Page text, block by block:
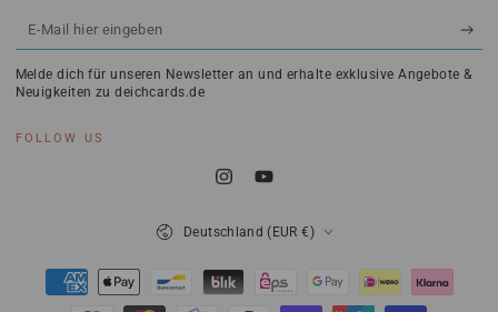
E-
Mail
hier
Melde dich für unseren Newsletter an und erhalte exklusive Angebote &
Neuigkeiten zu deichcards.de
FOLLOW US
InstagramYouTube
Deutschland (EUR €)
Zahlungsmöglichkeiten